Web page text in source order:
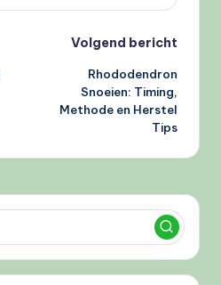
Volgend bericht
Rhododendron
Snoeien: Timing,
Methode en Herstel
Tips